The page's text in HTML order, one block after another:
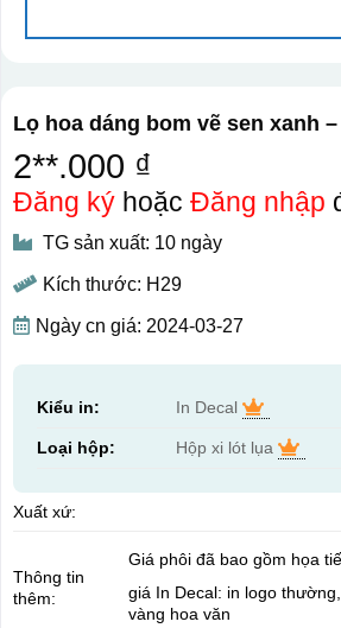
Lọ hoa dáng bom vẽ sen xanh
2**.000 ₫
Đăng kýhoặc Đăng nhập
TG sản xuất: 10 ngày
Kích thước: H29
Ngày cn giá: 2024-03-27
Kiểu in: In Decal
Loại hộp: Hộp xi lót lụa
Xuất xứ:
Thông tin
thêm:
Giá phôi đã bao gồm họa
giá In Decal: in logo
vàng hoa văn